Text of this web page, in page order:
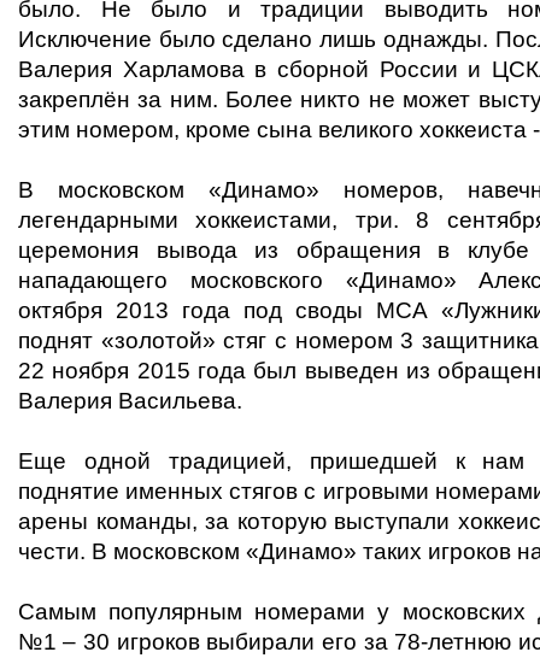
было. Не было и традиции выводить
Исключение было сделано лишь однажды.
Валерия Харламова в сборной России и
закреплён за ним. Более никто не может
этим номером, кроме сына великого хоккеиста
В московском «Динамо» номеров,
легендарными хоккеистами, три. 8
церемония вывода из обращения в клубе
нападающего московского «Динамо»
октября 2013 года под своды МСА
поднят «золотой» стяг с номером 3
22 ноября 2015 года был выведен из
Валерия Васильева.
Еще одной традицией, пришедшей к нам
поднятие именных стягов с игровыми
арены команды, за которую выступали
чести. В московском «Динамо» таких игроков
Самым популярным номерами у московских
№1 – 30 игроков выбирали его за 78-летнюю